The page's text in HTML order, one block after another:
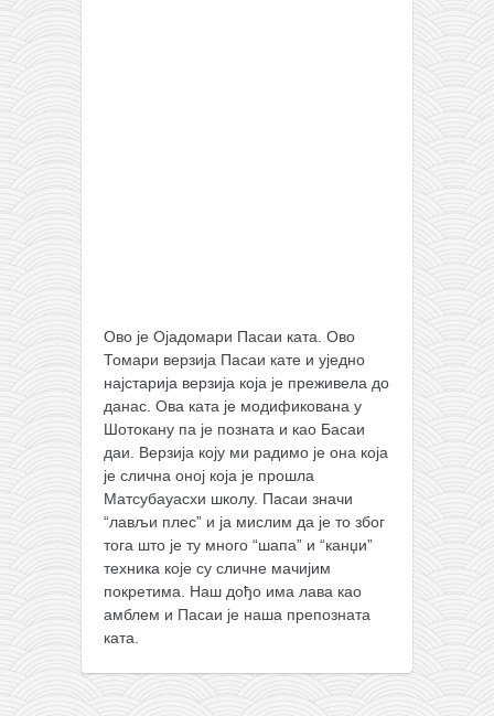
забрањена историја
породичне приче
прота Воја
календар српски
Окинава карате
најновије на блогу
моје белешке
историја каратеа
бубиши
карате
кихон
наиханчи
кушанку
пасаи
темашивари
Ово је Оjадомари Пасаи ката. Ово
Томари верзија Пасаи кате и уједно
најстарија верзија која је преживела до
данас. Ова ката је модификована у
Шотокану па је позната и као Басаи
даи. Верзија коју ми радимо је она која
је слична оној која је прошла
Матсубаyасхи школу. Пасаи значи
“лављи плес” и ја мислим да је то због
тога што је ту много “шапа” и “канџи”
техника које су сличне мачијим
покретима. Наш дођо има лава као
амблем и Пасаи је наша препозната
ката.